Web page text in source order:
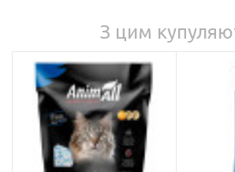
З цим